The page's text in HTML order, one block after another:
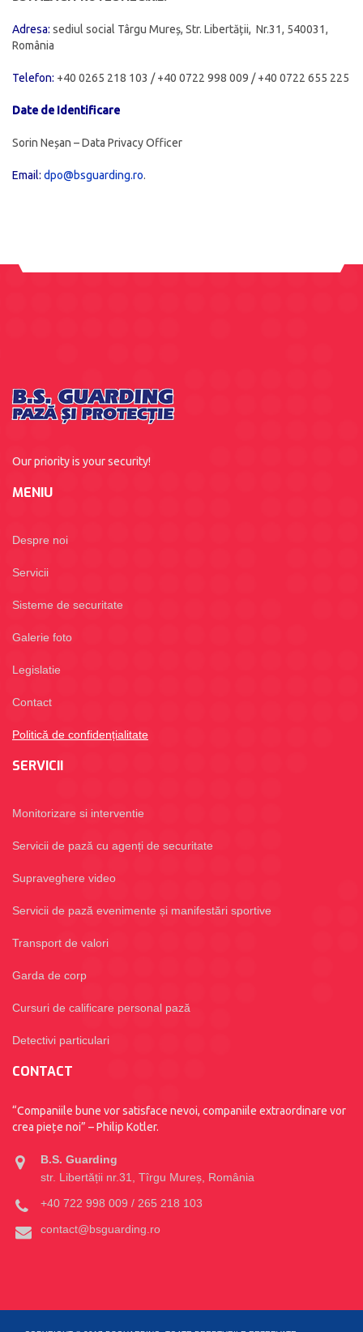
Adresa: sediul social Târgu Mureș, Str. Libertății, Nr.31, 540031,
România
Telefon: +40 0265 218 103 / +40 0722 998 009 / +40 0722 655 225
Date de Identificare
Sorin Neșan – Data Privacy Officer
Email: dpo@bsguarding.ro.
Our priority is your security!
MENIU
Despre noi
Servicii
Sisteme de securitate
Galerie foto
Legislatie
Contact
Politică de confidențialitate
SERVICII
Monitorizare si interventie
Servicii de pază cu agenți de securitate
Supraveghere video
Servicii de pază evenimente și manifestări sportive
Transport de valori
Garda de corp
Cursuri de calificare personal pază
Detectivi particulari
CONTACT
“Companiile bune vor satisface nevoi, companiile extraordinare vor
crea piețe noi” – Philip Kotler.
B.S. Guarding
str. Libertății nr.31, Tîrgu Mureș, România
+40 722 998 009 / 265 218 103
contact@bsguarding.ro